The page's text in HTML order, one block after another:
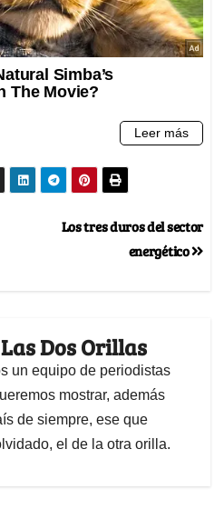
Los tres duros del sector
energético
Las Dos Orillas
un equipo de periodistas
mostrar, además
de siempre, ese que
el de la otra orilla.